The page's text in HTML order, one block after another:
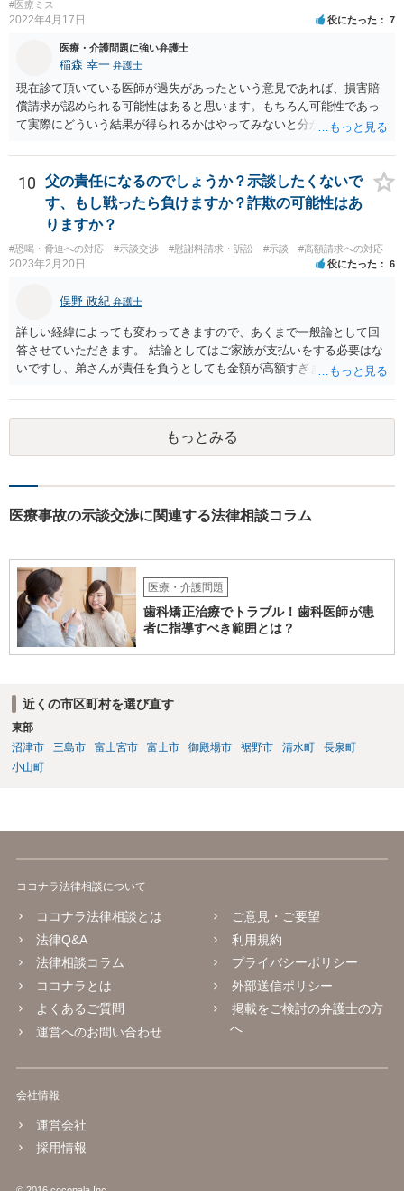
#医療ミス
2022年4月17日 役にたった 7
医療・介護問題に強い弁護士
稲森 幸一 弁護士
現在診て頂いている医師が過失があったという意見であれば、損害賠
償請求が認められる可能性はあると思います。もちろん可能性であっ
て実際にどういう結果が得られるかはやってみないと分かりません
療費や精神的苦痛を受けた分の慰謝料や仕事に影響があれば休業損害
などが考えられます。 頑張ってください。
10
父の責任になるのでしょうか？示談したくないで
す、もし戦ったら負けますか？詐欺の可能性はあ
りますか？
#恐喝・脅迫への対応 #示談交渉 #慰謝料請求・訴訟 #示談 #高額請求への対応
2023年2月20日 役にたった 6
俣野 政紀 弁護士
詳しい経緯によっても変わってきますので、あくまで一般論として回
答させていただきます。 結論としてはご家族が支払いをする必要はな
いですし、弟さんが責任を負うとしても金額が高額すぎます。 仮に弟
実だとしても責任を負うのは弟さんです。弟さんの詳しいご状況は分
かりませんが、現在お仕事をされて一人暮らしもできているというこ
とですから、自立施設にいたからといって責任無能力者ということに
はなりません。また、お父様が施設に入所させたことと今回の争いと
ない」として考える時間や弁護士に相談する時間を与えないことも怪
手の言っている事実がなければ詐欺ですので警察にもご相談くださ
い。施設の方には、「こちらも弁護士に相談します」と告げ、支払い
はせず、弁護士にご相談されることをお勧めします。 ご参考になれば
幸いです。
もっとみる
医療事故の示談交渉に関連する法律相談コラム
医療・介護問題
歯科矯正治療でトラブル！歯科医師が患
者に指導すべき範囲とは？
近くの市区町村を選び直す
東部
沼津市
三島市 富士宮市 富士市 御殿場市 裾野市 清水町
長泉町
小山町
ココナラ法律相談について
ココナラ法律相談とは
法律Q&A
法律相談コラム
ココナラとは
よくあるご質問
運営へのお問い合わせ
ご意見・ご要望
利用規約
プライバシーポリシー
外部送信ポリシー
掲載をご検討の弁護士の方
へ
会社情報
運営会社
採用情報